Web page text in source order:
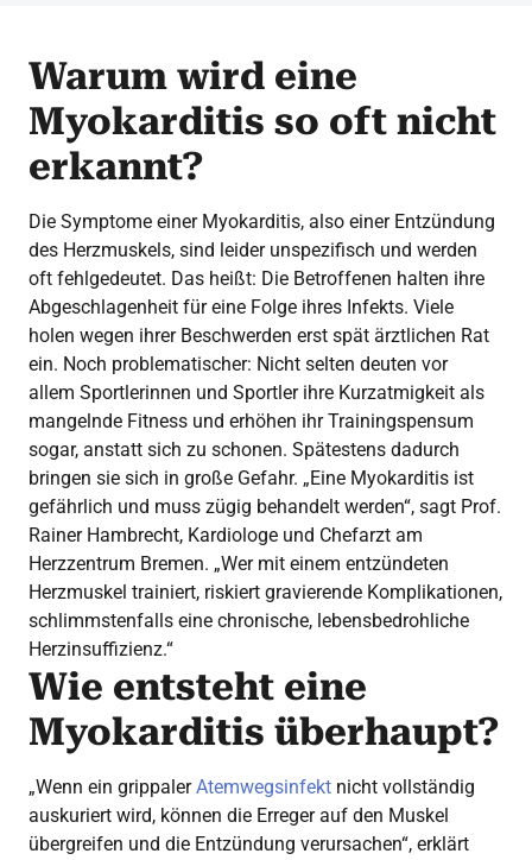
Warum wird eine
Myokarditis so oft nicht
erkannt?
Die Symptome einer Myokarditis, also einer Entzündung
des Herzmuskels, sind leider unspezifisch und werden
oft fehlgedeutet. Das heißt: Die Betroffenen halten ihre
Abgeschlagenheit für eine Folge ihres Infekts. Viele
holen wegen ihrer Beschwerden erst spät ärztlichen Rat
ein. Noch problematischer: Nicht selten deuten vor
allem Sportlerinnen und Sportler ihre Kurzatmigkeit als
mangelnde Fitness und erhöhen ihr Trainingspensum
sogar, anstatt sich zu schonen. Spätestens dadurch
bringen sie sich in große Gefahr. „Eine Myokarditis ist
gefährlich und muss zügig behandelt werden“, sagt Prof.
Rainer Hambrecht, Kardiologe und Chefarzt am
Herzzentrum Bremen. „Wer mit einem entzündeten
Herzmuskel trainiert, riskiert gravierende Komplikationen,
schlimmstenfalls eine chronische, lebensbedrohliche
Herzinsuffizienz.“
Wie entsteht eine
Myokarditis überhaupt?
„Wenn ein grippalerAtemwegsinfekt nicht vollständig
auskuriert wird, können die Erreger auf den Muskel
übergreifen und die Entzündung verursachen“, erklärt